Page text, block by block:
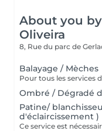
About you
Oliveira
8, Rue du parc de
Balayage / Mèches
Ombré / Dégradé
Patine/
d'éclaircissement )